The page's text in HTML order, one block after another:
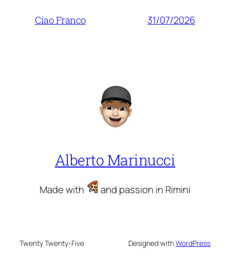
Ciao Franco 31/07/2026
Alberto Marinucci
Made with and passion in Rimini
Twenty Twenty-Five Designed withWordPress